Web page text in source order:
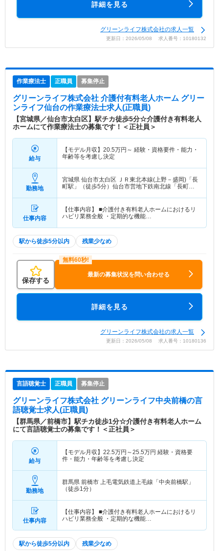
詳細を見る
グリーンライフ株式会社の求人一覧
更新日：2026/05/08 求人番号：10180132
作業療法士 正職員 募集停止
グリーンライフ株式会社 介護付有料老人ホーム グリー
ンライフ仙台の作業療法士求人(正職員)
【宮城県／仙台市太白区】駅チカ徒歩5分☆介護付き有料老人
ホームにて作業療法士の募集です！＜正社員＞
給与
【モデル月収】 20.5万円～ 経験・資格要件・能力・
年齢等を考慮し決定
勤務地
宮城県 仙台市太白区 ＪＲ東北本線(上野－盛岡)「長
町駅」（徒歩5分）仙台市営地下鉄南北線「長町
仕事内容
【仕事内容】 ■介護付き有料老人ホームにおけるリ
ハビリ業務全般 ・定期的な機能…
駅から徒歩5分以内 残業少なめ
保存する
最新の募集状況を問い合わせる
詳細を見る
グリーンライフ株式会社の求人一覧
更新日：2026/05/08 求人番号：10180136
言語聴覚士 正職員 募集停止
グリーンライフ株式会社 グリーンライフ中央前橋の言
語聴覚士求人(正職員)
【群馬県／前橋市】駅チカ徒歩1分☆介護付き有料老人ホーム
にて言語聴覚士の募集です！＜正社員＞
給与
【モデル月収】 22.5万円～25.5万円 経験・資格要
件・能力・年齢等を考慮し決定
勤務地
群馬県 前橋市 上毛電気鉄道上毛線「中央前橋駅」
（徒歩1分）
仕事内容
【仕事内容】 ■介護付き有料老人ホームにおけるリ
ハビリ業務全般 ・定期的な機能…
駅から徒歩5分以内 残業少なめ